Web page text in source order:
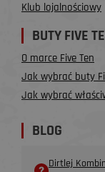
Klub lojalnościowy
BUTY FIVE
O marce Five Ten
Jak wybrać buty
Jak wybrać
BLOG
Dirtlej